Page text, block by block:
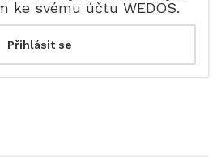
ke svému účtu WEDOS.